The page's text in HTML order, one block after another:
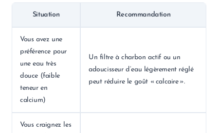
Situation Recommandation
Vous avez une
préférence pour
une eau très
douce (faible
teneur en
calcium)
Un filtre à charbon actif ou un
adoucisseur d’eau légèrement réglé
peut réduire le goût « calcaire ».
Vous craignez les